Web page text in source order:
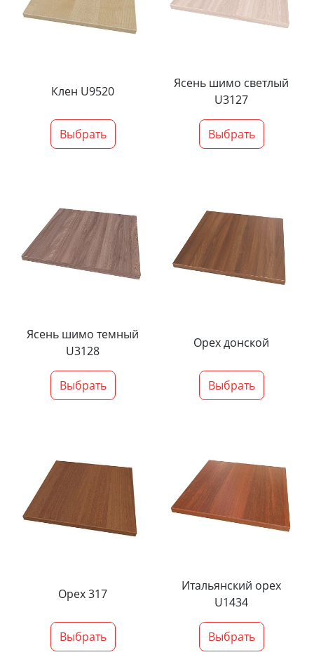
Клен U9520
Выбрать
Ясень шимо светлый
U3127
Выбрать
Ясень шимо темный
U3128
Выбрать
Орех донской
Выбрать
Орех 317
Выбрать
Итальянский орех
U1434
Выбрать